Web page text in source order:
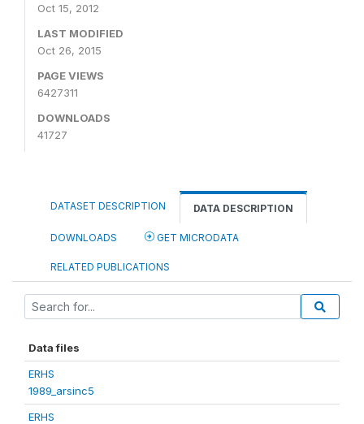
Oct 15, 2012
LAST MODIFIED
Oct 26, 2015
PAGE VIEWS
6427311
DOWNLOADS
41727
DATASET DESCRIPTION DATA DESCRIPTION
DOWNLOADS GET MICRODATA
RELATED PUBLICATIONS
Data files
ERHS
1989_arsinc5
ERHS